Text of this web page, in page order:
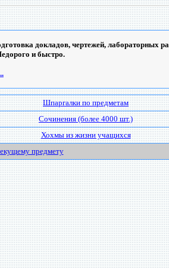
докладов, чертежей, лабораторных
и быстро.
Шпаргалки по предметам
Сочинения (более 4000 шт.)
Хохмы из жизни учащихся
предмету